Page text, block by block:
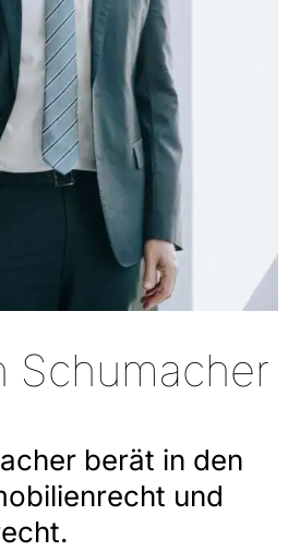
Schumacher
berät in den
und